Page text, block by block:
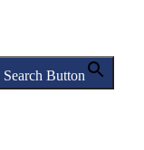
Search Button